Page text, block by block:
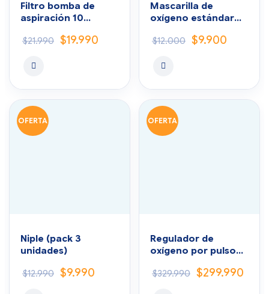
Filtro bomba de
aspiración 10
$21.990 $19.990
Mascarilla de
oxígeno estándar
unidades)
$12.000 $9.900
OFERTA
Niple (pack 3
unidades)
$12.990 $9.990
OFERTA
Regulador de
oxígeno por pulso
Easy Pulse
$329.990 $299.990